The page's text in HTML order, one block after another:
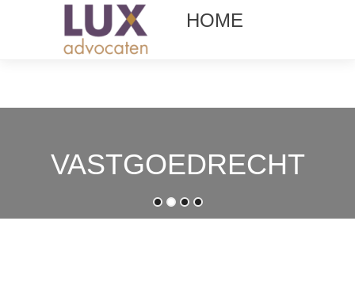
ONDERNEMINGSRECHT